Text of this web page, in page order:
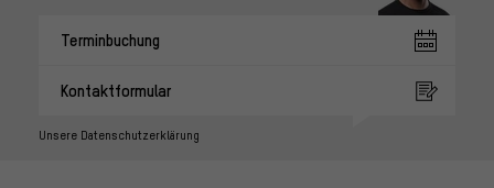
Terminbuchung
Kontaktformular
Unsere Datenschutzerklärung